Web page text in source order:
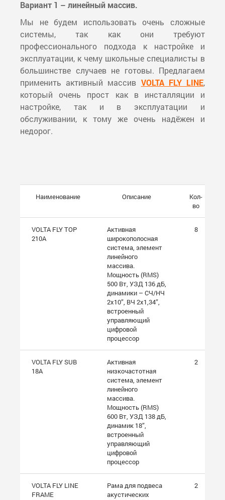
Вариант 1 – линейный массив.
Мы не будем использовать очень сложные
системы, так как они требуют
профессионального подхода к настройке и
эксплуатации, к чему школьные специалисты в
большинстве случаев не готовы. Предлагаем
применить активный массив VOLTA FLY LINE,
который очень прост как в инсталляции и
настройке, так и в эксплуатации и
обслуживании, к тому же очень надёжен и
недорог.
Наименование Описание
Кол-
во
VOLTA FLY ТОР
210A
Активная
широкополосная
система, элемент
линейного
массива.
Мощность (RMS)
500 Вт, УЗД 136 дБ,
динамики – СЧ/НЧ
2х10”, ВЧ 2х1,34”,
встроенный
управляющий
цифровой
процессор
8
VOLTA FLY SUB
18A
Активная
низкочастотная
система, элемент
линейного
массива.
Мощность (RMS)
600 Вт, УЗД 138 дБ,
динамик 18”,
встроенный
управляющий
цифровой
процессор
2
VOLTA FLY LINE
FRAME
Рама для подвеса
акустических
2